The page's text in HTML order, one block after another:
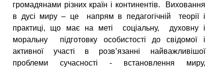
громадянами різних країн і континентів. Виховання
в дусі миру – це
напрям в педагогічній теорії і
практиці, що має на меті соціальну, духовну і
моральну підготовку особистості до свідомої і
активної участі в розв’язанні найважливішої
проблеми сучасності - встановлення миру,